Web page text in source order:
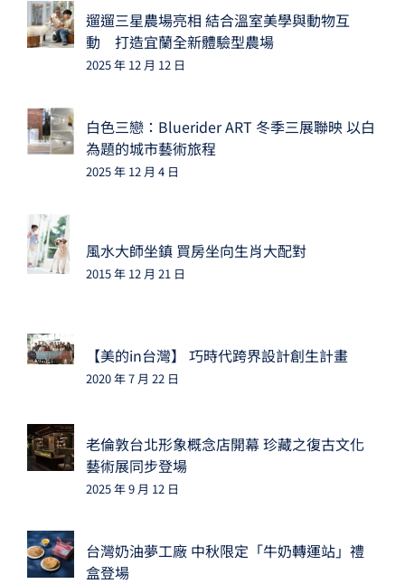
遛遛三星農場亮相 結合溫室美學與動物互
動 打造宜蘭全新體驗型農場
2025 年 12 月 12 日
白色三戀：Bluerider ART 冬季三展聯映 以白
為題的城市藝術旅程
2025 年 12 月 4 日
風水大師坐鎮 買房坐向生肖大配對
2015 年 12 月 21 日
【美的in台灣】 巧時代跨界設計創生計畫
2020 年 7 月 22 日
老倫敦台北形象概念店開幕 珍藏之復古文化
藝術展同步登場
2025 年 9 月 12 日
台灣奶油夢工廠 中秋限定「牛奶轉運站」禮
盒登場